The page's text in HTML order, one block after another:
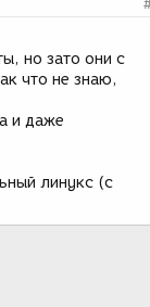
но зато они с
что не знаю,
и даже
линукс (с